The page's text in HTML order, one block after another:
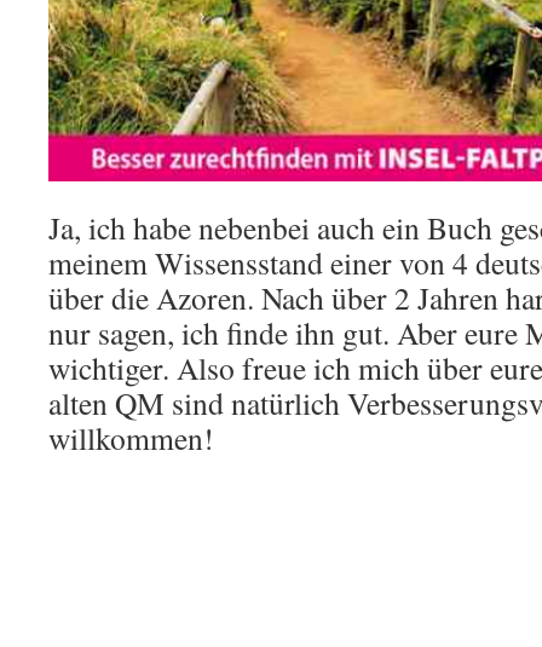
Ja, ich habe nebenbei auch ein Buch
meinem Wissensstand einer von 4
über die Azoren. Nach über 2 Jahren
nur sagen, ich finde ihn gut. Aber eure
wichtiger. Also freue ich mich über
alten QM sind natürlich
willkommen!